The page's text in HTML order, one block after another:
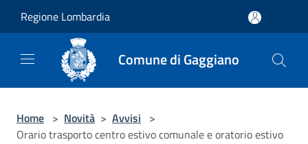
Regione Lombardia
Comune di Gaggiano
Home > Novità > Avvisi >
Orario trasporto centro estivo comunale e oratorio estivo